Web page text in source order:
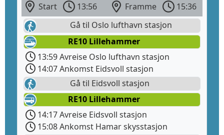
Start 13:56 Framme
15:36
Gå til Oslo lufthavn stasjon
RE10 Lillehammer
13:59 Avreise Oslo lufthavn stasjon
14:07 Ankomst Eidsvoll stasjon
Gå til Eidsvoll stasjon
RE10 Lillehammer
14:17 Avreise Eidsvoll stasjon
15:08 Ankomst Hamar skysstasjon